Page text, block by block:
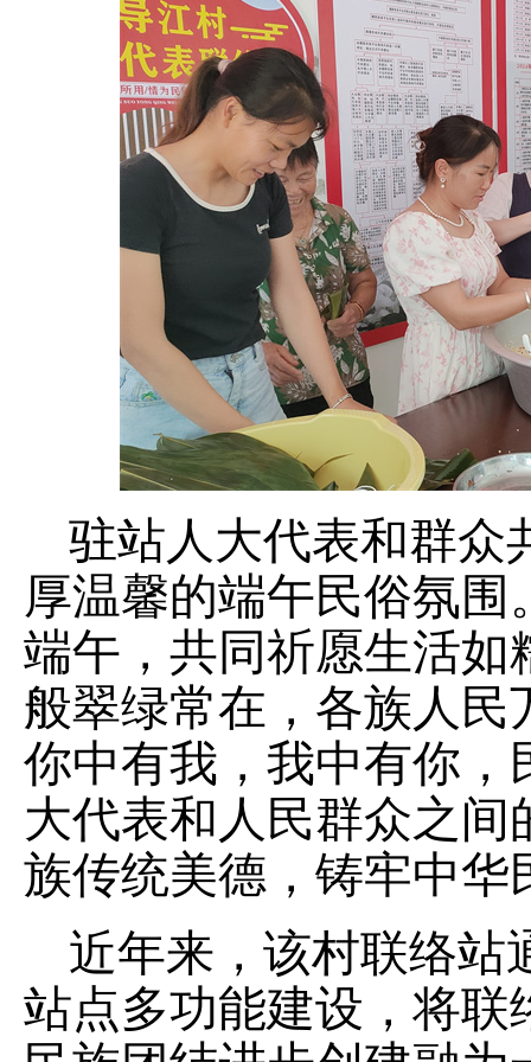
驻站人大代表和群众
厚温馨的端午民俗氛
端午，共同祈愿生活
般翠绿常在，各族人民
你中有我，我中有你
大代表和人民群众之
族传统美德，铸牢中华
近年来，该村联络站
站点多功能建设，将